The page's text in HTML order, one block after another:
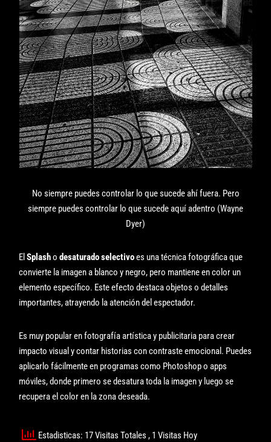
No siempre puedes controlar lo que sucede ahí fuera. Pero
siempre puedes controlar lo que sucede aquí adentro (Wayne
Dyer)
ElSplashodesaturado selectivoes una técnica fotográfica que
convierte la imagen a blanco y negro, pero mantiene en color un
elemento específico. Este efecto destaca objetos o detalles
importantes, atrayendo la atención del espectador.
Es muy popular en fotografía artística y publicitaria para crear
impacto visual y contar historias con contraste emocional. Puedes
aplicarlo fácilmente en programas como Photoshop o apps
móviles, donde primero se desatura toda la imagen y luego se
recupera el color en la zona deseada.
Estadisticas: 17 Visitas Totales, 1 Visitas Hoy